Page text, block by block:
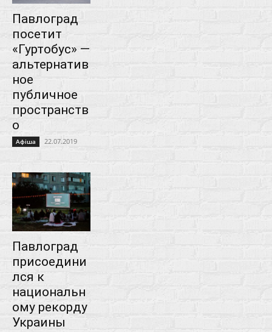
Павлоград
посетит
«Гуртобус» —
альтернатив
ное
публичное
пространств
о
Афіша 22.07.2019
Павлоград
присоедини
лся к
национальн
ому рекорду
Украины